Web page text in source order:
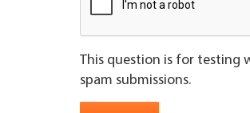
This question is for testing
spam submissions.